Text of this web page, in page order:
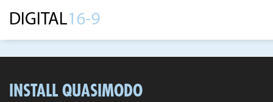
INSTALL QUASIMODO